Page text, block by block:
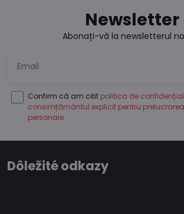
Newsletter
Abonați-vă la newsletterul
Confirm că am citit politica de
consimțământul explicit pentru
personale.
Dôležité odkazy